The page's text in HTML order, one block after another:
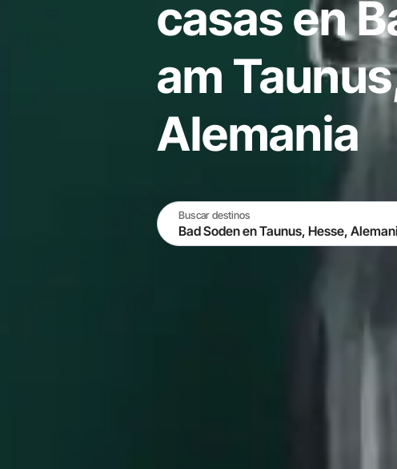
casas en
am
Alemania
Buscar destinos